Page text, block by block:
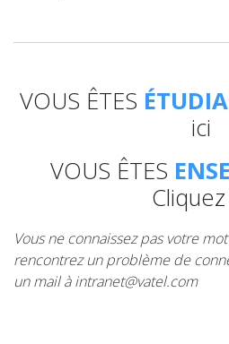
VOUS ÊTES
ici
VOUS ÊTES
Vous ne connaissez pas votre
rencontrez un problème de
un mail à intranet@vatel.com